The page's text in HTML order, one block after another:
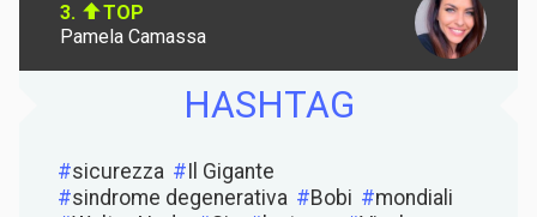
3.
TOP
Pamela Camassa
HASHTAG
sicurezza
Il Gigante
sindrome degenerativa
Bobi
mondiali